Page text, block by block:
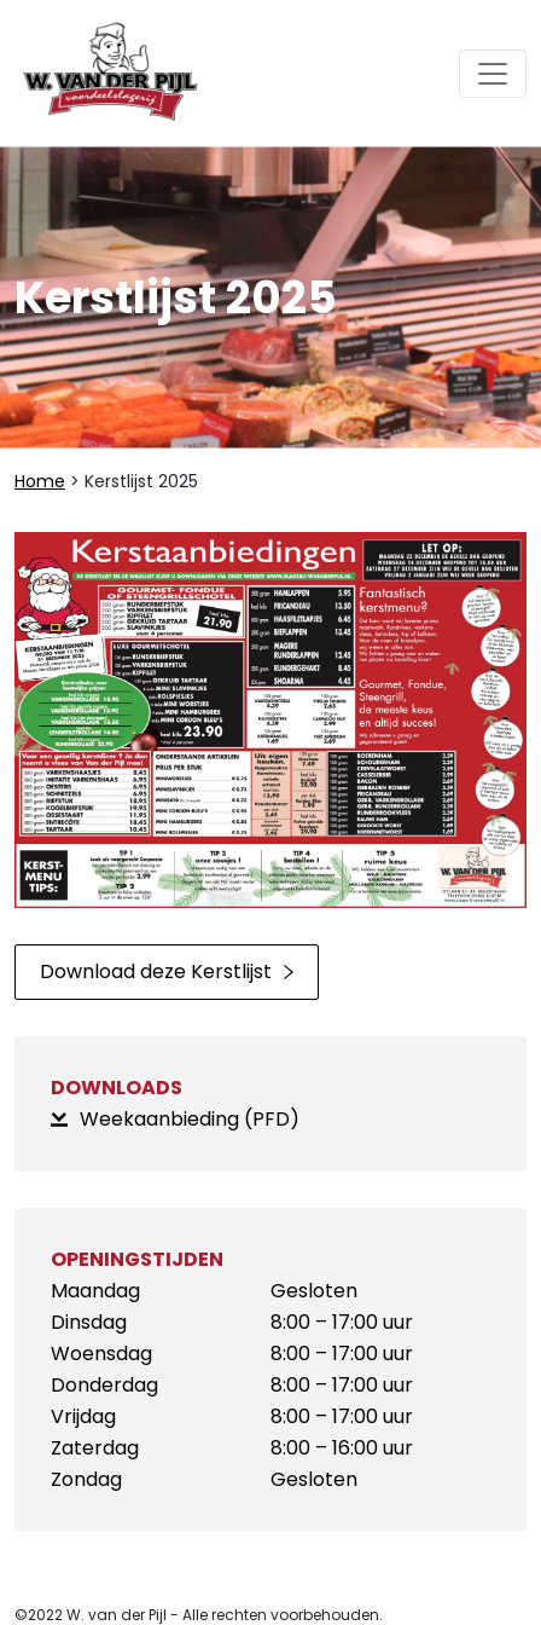
Kerstlijst 2025
Home > Kerstlijst 2025
Download deze Kerstlijst
DOWNLOADS
Weekaanbieding (PFD)
OPENINGSTIJDEN
Maandag
Dinsdag
Woensdag
Donderdag
Vrijdag
Zaterdag
Zondag
Gesloten
8:00 – 17:00 uur
8:00 – 17:00 uur
8:00 – 17:00 uur
8:00 – 17:00 uur
8:00 – 16:00 uur
Gesloten
©2022 W. van der Pijl - Alle rechten voorbehouden.